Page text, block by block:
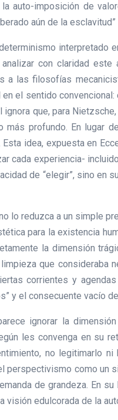
auto-imposición de
aún de la
interpretado
con claridad este
las filosofías
el sentido convencional:
que, para
más profundo. En lugar
idea, expuesta en
cada experiencia-
de “elegir”, sino en
lo reduzca a un simple
para la existencia
la dimensión
que consideraba
corrientes y
y el consecuente vacío
ignorar la
les convenga en su
no legitimarlo ni
perspectivismo como un
de grandeza. En su
visión edulcorada de la